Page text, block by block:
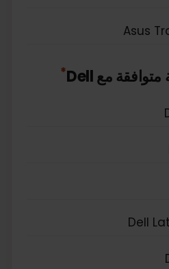
Asus
متوافقة معDell
*
Dell